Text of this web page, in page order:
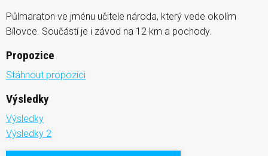
Půlmaraton ve jménu učitele národa, který vede okolím
Bílovce. Součástí je i závod na 12 km a pochody.
Propozice
Stáhnout propozici
Výsledky
Výsledky
Výsledky 2